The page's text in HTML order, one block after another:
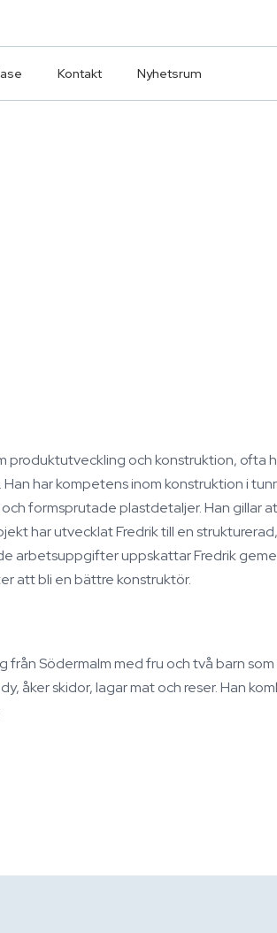
Kontakt Nyhetsrum
produktutveckling och konstruktion, ofta
har kompetens inom konstruktion i
formsprutade plastdetaljer. Han gillar
har utvecklat Fredrik till en
arbetsuppgifter uppskattar Fredrik
att bli en bättre konstruktör.
Södermalm med fru och två barn
åker skidor, lagar mat och reser. Han